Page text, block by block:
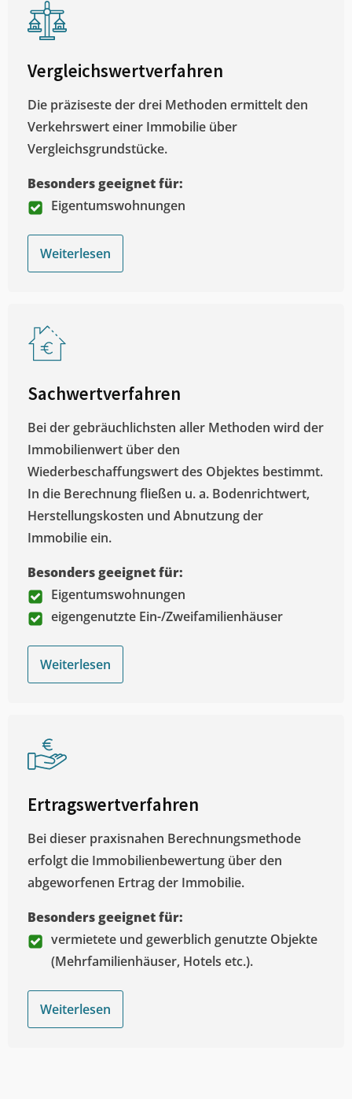
Vergleichswertverfahren
Die präziseste der drei Methoden ermittelt den
Verkehrswert einer Immobilie über
Vergleichsgrundstücke.
Besonders geeignet für:
Eigentumswohnungen
Weiterlesen
Sachwertverfahren
Bei der gebräuchlichsten aller Methoden wird der
Immobilienwert über den
Wiederbeschaffungswert des Objektes bestimmt.
In die Berechnung fließen u. a. Bodenrichtwert,
Herstellungskosten und Abnutzung der
Immobilie ein.
Besonders geeignet für:
Eigentumswohnungen
eigengenutzte Ein-/Zweifamilienhäuser
Weiterlesen
Ertragswertverfahren
Bei dieser praxisnahen Berechnungsmethode
erfolgt die Immobilienbewertung über den
abgeworfenen Ertrag der Immobilie.
Besonders geeignet für:
vermietete und gewerblich genutzte Objekte
(Mehrfamilienhäuser, Hotels etc.).
Weiterlesen